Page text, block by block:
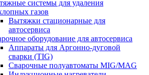
системы для удаления
газов
Вытяжки стационарные для
автосервиса
оборудование для автосервиса
Аппараты для Аргонно-дуговой
сварки (TIG)
Сварочные полуавтоматы MIG/MAG